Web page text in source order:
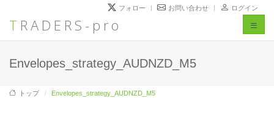
TRADERS-pro
フォロー お問い合わせ ログイン
Toggle
Envelopes_strategy_AUDNZD_M5
トップ Envelopes_strategy_AUDNZD_M5
Envelopes_strategy_AUDNZD_M5